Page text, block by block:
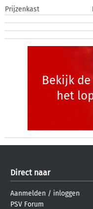
Prijzenkast
Bekijk
het
Direct naar
Aanmelden / inloggen
PSV Forum